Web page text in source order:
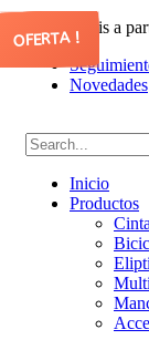
Envío gratis a
Novedades
Inicio
Productos
OFERTA !
OFERTA !
OFERTA !
OFERTA !